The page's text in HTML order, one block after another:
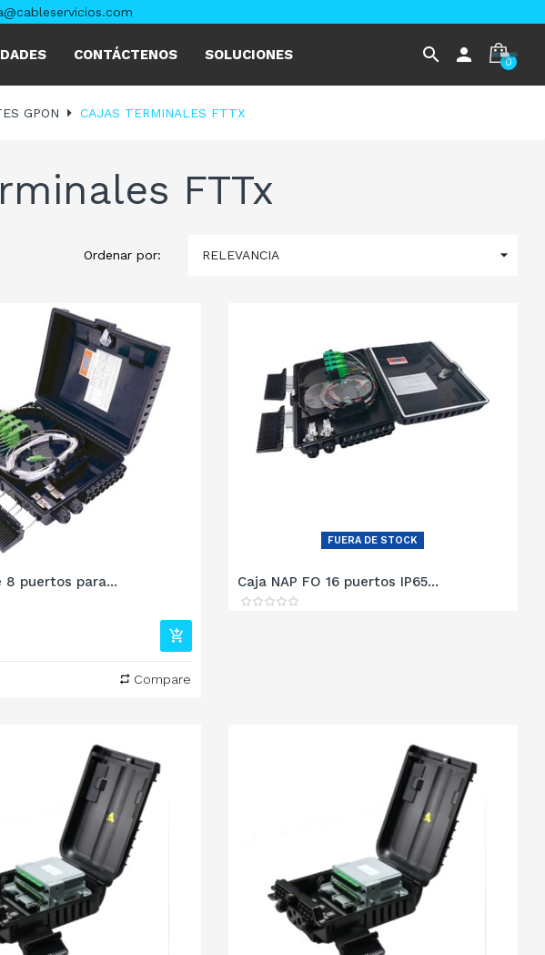
CONTÁCTENOS SOLUCIONES search person 0
GPON CAJAS TERMINALES FTTX
FTTx
Ordenar por: RELEVANCIA 
8 puertos para...
Compare
FUERA DE STOCK
Caja NAP FO 16 puertos IP65...